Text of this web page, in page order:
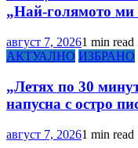
„Най-голямото ми
август 7, 20261 min read
АКТУАЛНО ИЗБРАНО
„Летях по 30
напусна с остро
август 7, 20261 min read